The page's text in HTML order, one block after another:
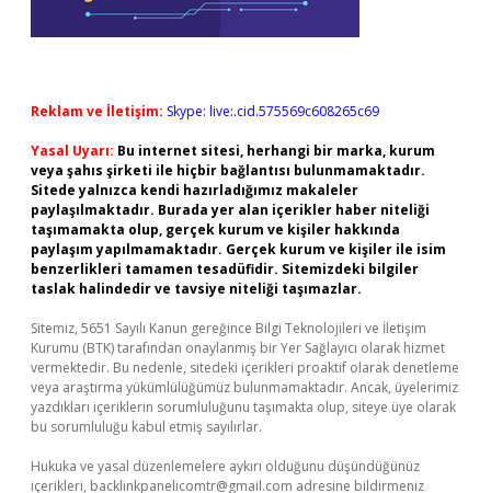
Reklam ve İletişim: Skype: live:.cid.575569c608265c69
Yasal Uyarı: Bu internet sitesi, herhangi bir marka, kurum
veya şahıs şirketi ile hiçbir bağlantısı bulunmamaktadır.
Sitede yalnızca kendi hazırladığımız makaleler
paylaşılmaktadır. Burada yer alan içerikler haber niteliği
taşımamakta olup, gerçek kurum ve kişiler hakkında
paylaşım yapılmamaktadır. Gerçek kurum ve kişiler ile isim
benzerlikleri tamamen tesadüfidir. Sitemizdeki bilgiler
taslak halindedir ve tavsiye niteliği taşımazlar.
Sitemiz, 5651 Sayılı Kanun gereğince Bilgi Teknolojileri ve İletişim
Kurumu (BTK) tarafından onaylanmış bir Yer Sağlayıcı olarak hizmet
vermektedir. Bu nedenle, sitedeki içerikleri proaktif olarak denetleme
veya araştırma yükümlülüğümüz bulunmamaktadır. Ancak, üyelerimiz
yazdıkları içeriklerin sorumluluğunu taşımakta olup, siteye üye olarak
bu sorumluluğu kabul etmiş sayılırlar.
Hukuka ve yasal düzenlemelere aykırı olduğunu düşündüğünüz
içerikleri, backlinkpanelicomtr@gmail.com adresine bildirmeniz